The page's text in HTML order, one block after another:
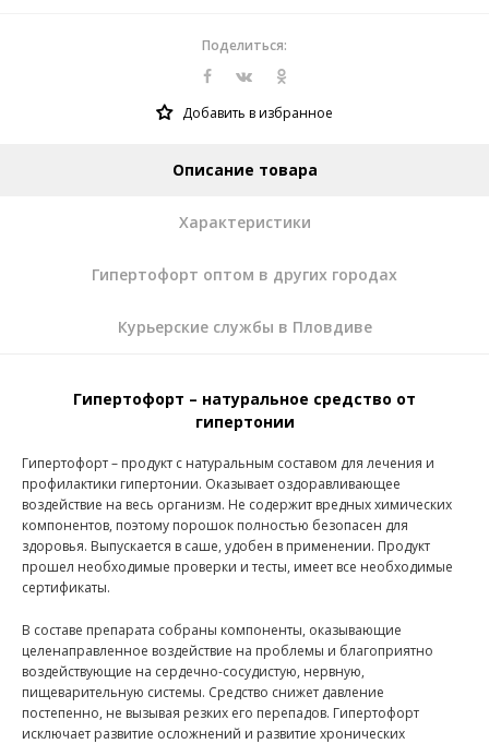
Поделиться:
Добавить в избранное
Описание товара
Характеристики
Гипертофорт оптом в других городах
Курьерские службы в Пловдиве
Гипертофорт – натуральное средство от
гипертонии
Гипертофорт – продукт с натуральным составом для лечения и
профилактики гипертонии. Оказывает оздоравливающее
воздействие на весь организм. Не содержит вредных химических
компонентов, поэтому порошок полностью безопасен для
здоровья. Выпускается в саше, удобен в применении. Продукт
прошел необходимые проверки и тесты, имеет все необходимые
сертификаты.
В составе препарата собраны компоненты, оказывающие
целенаправленное воздействие на проблемы и благоприятно
воздействующие на сердечно-сосудистую, нервную,
пищеварительную системы. Средство снижет давление
постепенно, не вызывая резких его перепадов. Гипертофорт
исключает развитие осложнений и развитие хронических